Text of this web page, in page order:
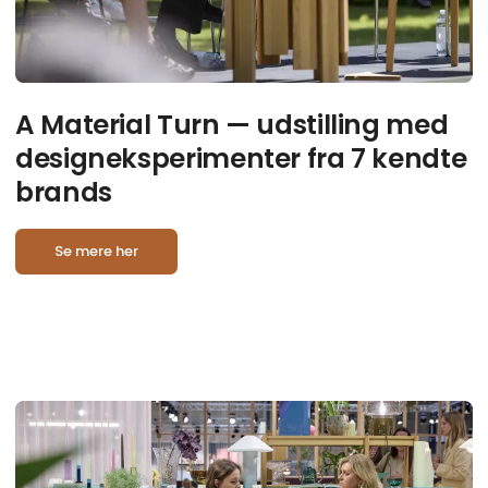
A Material Turn — udstilling med
designeksperimenter fra 7 kendte
brands
Se mere her